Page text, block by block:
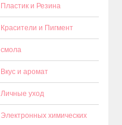
Пластик и Резина
Красители и Пигмент
смола
Вкус и аромат
Личные уход
Электронных химических